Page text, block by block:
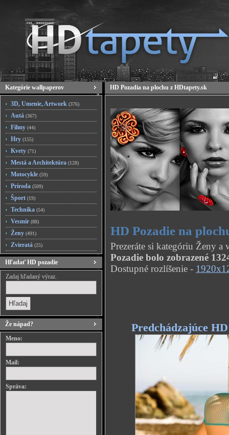
Kategórie wallpaperov
3D, Umenie, Artwork (376)
Autá (367)
Filmy (44)
Hry (155)
Kvety (71)
Mestá a Architektúra (128)
Motocykle (59)
Príroda (509)
Šport (19)
Technika (54)
Vesmír (88)
Ženy (491)
Zvieratá (25)
Hľadať HD pozadie
Zadaj hľadaný výraz.
Že nápad?
Meno:
Mail:
Správa:
HD Pozadia na plochu z HDtapety.sk
HD Pozadie na
Prezeráte si kategóriu Ženy
Pozadie bolo zobrazené
Dostupné rozlíšenie -
Predchádzajúce